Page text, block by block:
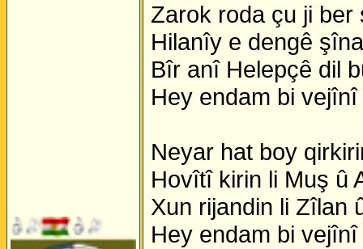
Zarok roda çu ji ber
Hilanîy e dengê
Bîr anî Helepçê dil
Hey endam bi
Neyar hat boy
Hovîtî kirin li Muş û
Xun rijandin li Zîlan
Hey endam bi